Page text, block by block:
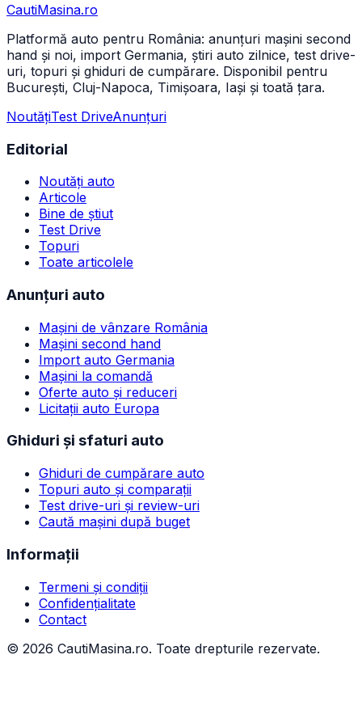
CautiMasina.ro
Platformă auto pentru România: anunțuri mașini second
hand și noi, import Germania, știri auto zilnice, test drive-
uri, topuri și ghiduri de cumpărare. Disponibil pentru
București, Cluj-Napoca, Timișoara, Iași și toată țara.
NoutățiTest DriveAnunțuri
Editorial
Noutăți auto
Articole
Bine de știut
Test Drive
Topuri
Toate articolele
Anunțuri auto
Mașini de vânzare România
Mașini second hand
Import auto Germania
Mașini la comandă
Oferte auto și reduceri
Licitații auto Europa
Ghiduri și sfaturi auto
Ghiduri de cumpărare auto
Topuri auto și comparații
Test drive-uri și review-uri
Caută mașini după buget
Informații
Termeni și condiții
Confidențialitate
Contact
© 2026 CautiMasina.ro. Toate drepturile rezervate.